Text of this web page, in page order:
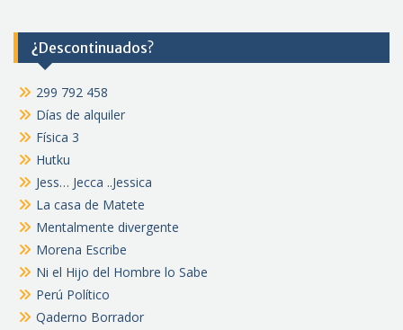
¿Descontinuados?
299 792 458
Días de alquiler
Física 3
Hutku
Jess… Jecca ..Jessica
La casa de Matete
Mentalmente divergente
Morena Escribe
Ni el Hijo del Hombre lo Sabe
Perú Político
Qaderno Borrador